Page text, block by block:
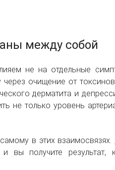
между собой
не на отдельные
через очищение от
дерматита и
не только уровень
в этих взаимосвязях.
вы получите